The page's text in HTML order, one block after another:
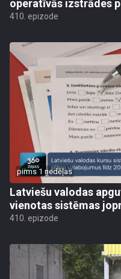
operatīvās izstrādes
410. epizode
pirms 1 nedēļas
Latviešu valodas
vienotas sistēmas
410. epizode